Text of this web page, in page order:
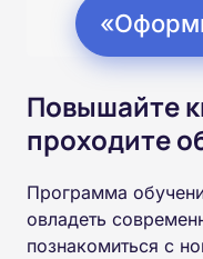
Повышайте
проходите
Программа
овладеть
познакомиться с